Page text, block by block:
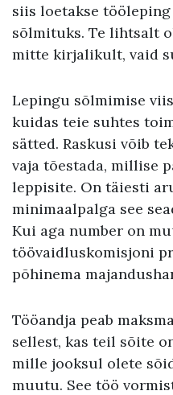
siis loetakse
sõlmituks. Te lihtsalt
mitte kirjalikult, vaid
Lepingu sõlmimise
kuidas teie suhtes
sätted. Raskusi võib
vaja tõestada, millise
leppisite. On täiesti
minimaalpalga see
Kui aga number on
töövaidluskomisjoni
põhinema
Tööandja peab
sellest, kas teil sõite
mille jooksul olete
muutu. See töö